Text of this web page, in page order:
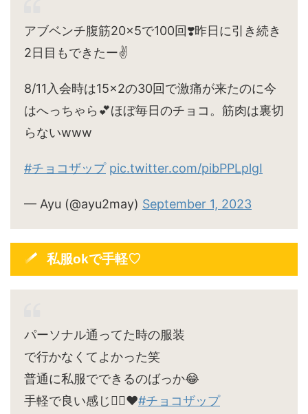
アブベンチ腹筋20×5で100回❣️昨日に引き続き
2日目もできたー✌️
8/11入会時は15×2の30回で激痛が来たのに今
はへっちゃら💕ほぼ毎日のチョコ。筋肉は裏切
らないwww
#チョコザップ pic.twitter.com/pibPPLplgI
— Ayu (@ayu2may) September 1, 2023
私服okで手軽♡
パーソナル通ってた時の服装
で行かなくてよかった笑
普通に私服でできるのばっか😂
手軽で良い感じ🙆‍♀️♥#チョコザップ